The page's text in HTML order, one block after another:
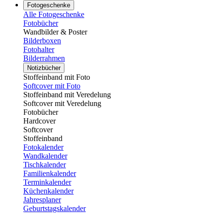
Fotogeschenke
Alle Fotogeschenke
Fotobücher
Wandbilder & Poster
Bilderboxen
Fotohalter
Bilderrahmen
Notizbücher
Stoffeinband mit Foto
Softcover mit Foto
Stoffeinband mit Veredelung
Softcover mit Veredelung
Fotobücher
Hardcover
Softcover
Stoffeinband
Fotokalender
Wandkalender
Tischkalender
Familienkalender
Terminkalender
Küchenkalender
Jahresplaner
Geburtstagskalender